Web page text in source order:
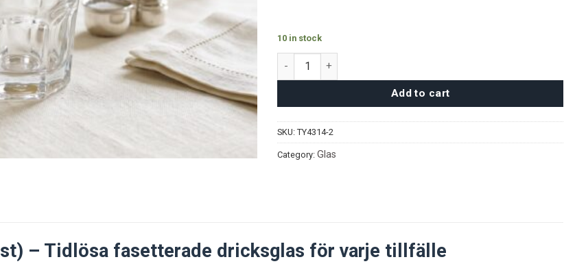
Category:Glas
nr2. Detta eleganta set om sex dricksglas kombinerar en klassisk, caféinspirerad estetik med hög